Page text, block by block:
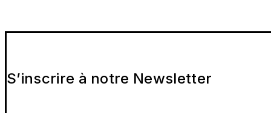
S’inscrire à notre Newsletter